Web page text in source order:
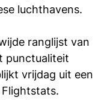
luchthavens.
ranglijst van
punctualiteit
vrijdag uit een